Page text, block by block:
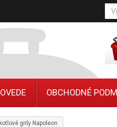
grily Napoleon
OBCHODNÉ